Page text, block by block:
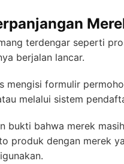
terdengar seperti
berjalan lancar.
mengisi formulir
melalui sistem
bukti bahwa merek
produk dengan merek